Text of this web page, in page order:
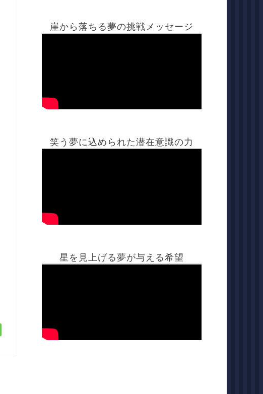
崖から落ちる夢の挑戦メッセージ
笑う夢に込められた潜在意識の力
星を見上げる夢が与える希望